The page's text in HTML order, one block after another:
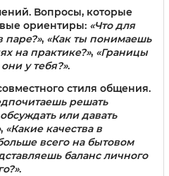
Вопросы, которые
ориентиры: «Что для
паре?», «Как ты понимаешь
на практике?», «Границы
у тебя?».
стиля общения.
решать
или давать
, «Какие качества в
всего на бытовом
баланс личного
.